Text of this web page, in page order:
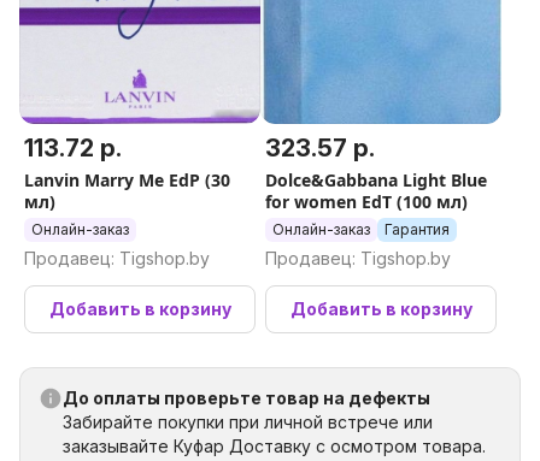
113.72 р.
Lanvin Marry Me EdP (30
мл)
Онлайн-заказ
Продавец: Tigshop.by
Добавить в корзину
323.57 р.
Dolce&Gabbana Light Blue
for women EdT (100 мл)
Онлайн-заказ Гарантия
Продавец: Tigshop.by
Добавить в корзину
До оплаты проверьте товар на дефекты
Забирайте покупки при личной встрече или
заказывайте Куфар Доставку с осмотром товара.